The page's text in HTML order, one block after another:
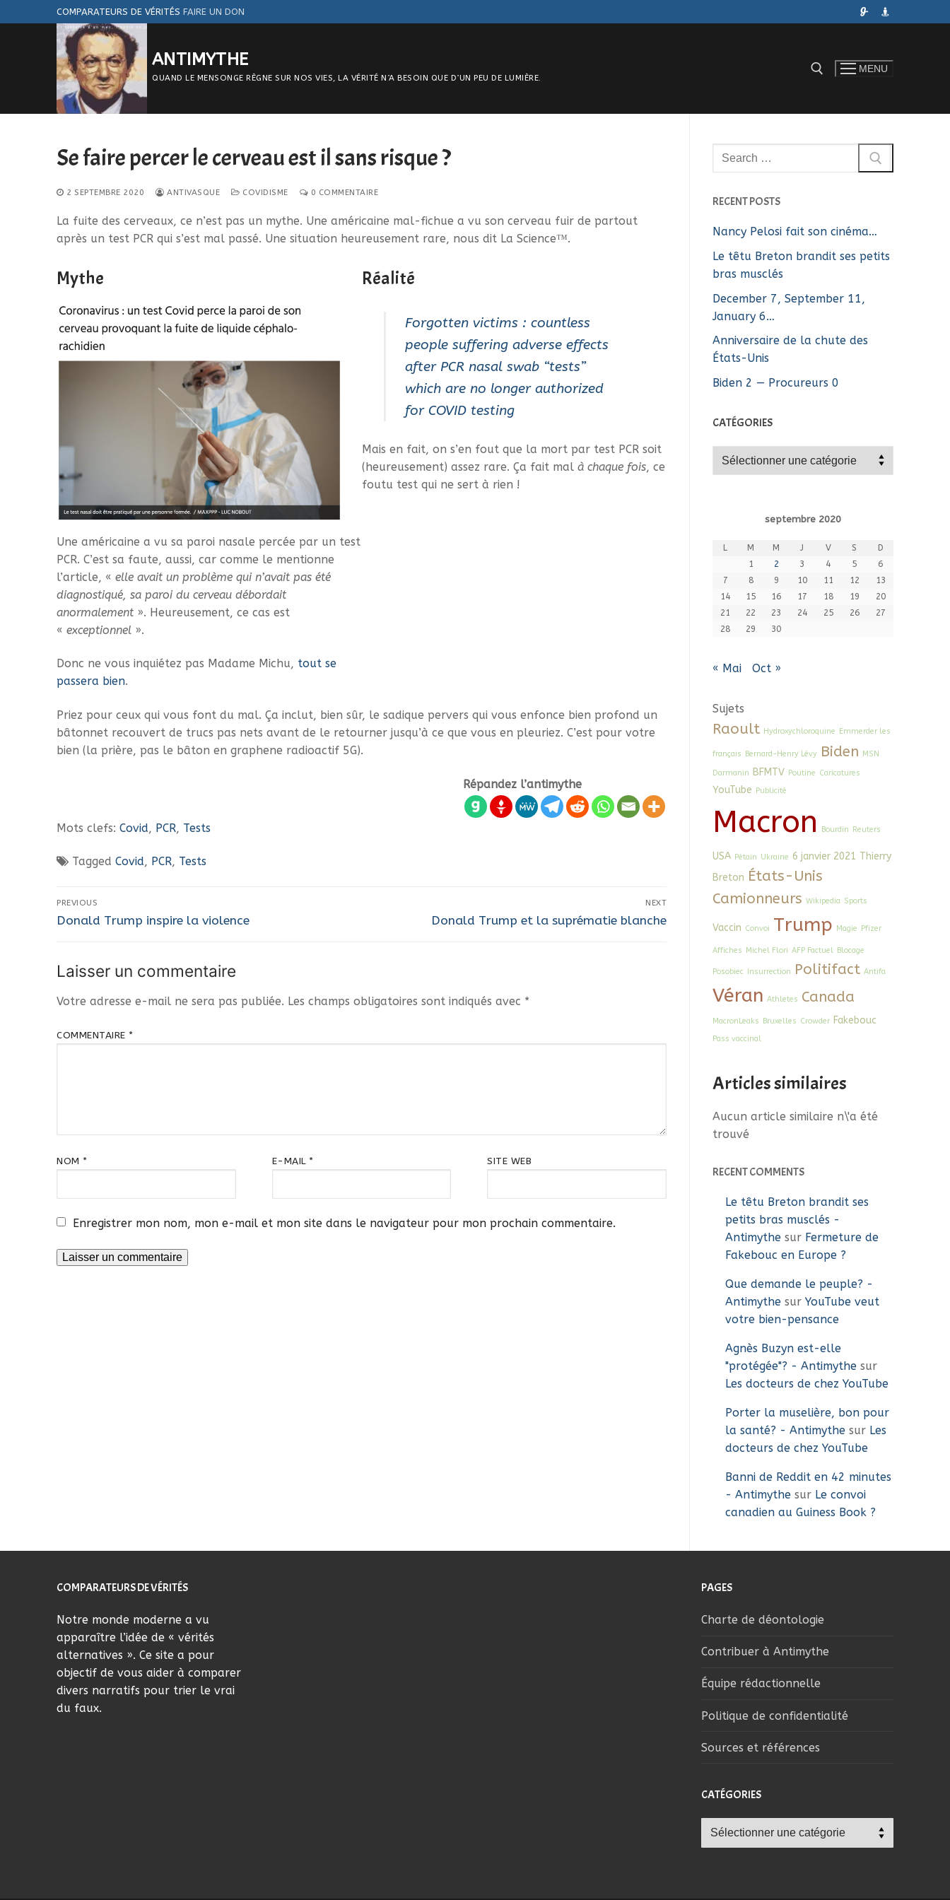
au
COMPARATEURS DE VÉRITÉS FAIRE UN DON
ANTIMYTHE
QUAND LE MENSONGE RÈGNE SUR NOS VIES, LA VÉRITÉ N’A BESOIN QUE D’UN PEU DE LUMIÈRE.
MENU
Se faire percer le cerveau est il sans risque ?
2 SEPTEMBRE 2020 ANTIVASQUE COVIDISME 0 COMMENTAIRE
La fuite des cerveaux, ce n’est pas un mythe. Une américaine mal-fichue a vu son cerveau fuir de partout
après un test PCR qui s’est mal passé. Une situation heureusement rare, nous dit La Science™.
Mythe
Une américaine a vu sa paroi nasale percée par un test
PCR. C’est sa faute, aussi, car comme le mentionne
l’article, « elle avait un problème qui n’avait pas été
diagnostiqué, sa paroi du cerveau débordait
anormalement ». Heureusement, ce cas est
« exceptionnel ».
Donc ne vous inquiétez pas Madame Michu, tout se
passera bien.
Réalité
Forgotten victims : countless
people suffering adverse effects
after PCR nasal swab “tests”
which are no longer authorized
for COVID testing
Mais en fait, on s’en fout que la mort par test PCR soit
(heureusement) assez rare. Ça fait mal à chaque fois, ce
foutu test qui ne sert à rien !
Priez pour ceux qui vous font du mal. Ça inclut, bien sûr, le sadique pervers qui vous enfonce bien profond un
bâtonnet recouvert de trucs pas nets avant de le retourner jusqu’à ce que vous en pleuriez. C’est pour votre
bien (la prière, pas le bâton en graphene radioactif 5G).
Répandez l’antimythe
Mots clefs: Covid, PCR, Tests
Tagged Covid, PCR, Tests
Navigation
de
PREVIOUS
Previous
Donald Trump inspire la violence
NEXT
Next
Donald Trump et la suprématie blanche
Laisser un commentaire
Votre adresse e-mail ne sera pas publiée. Les champs obligatoires sont indiqués avec *
COMMENTAIRE *
NOM * E-MAIL * SITE WEB
Enregistrer mon nom, mon e-mail et mon site dans le navigateur pour mon prochain commentaire.
Rechercher
:
RECENT POSTS
Nancy Pelosi fait son cinéma…
Le têtu Breton brandit ses petits
bras musclés
December 7, September 11,
January 6…
Anniversaire de la chute des
États-Unis
Biden 2 — Procureurs 0
CATÉGORIES
Catégories
septembre 2020
L M M J V S
D
1
2 3 4 5
6
7
8 9 10 11 12
13
14
15 16 17 18 19
20
21
22 23 24 25 26
27
28
29 30
« Mai Oct »
Sujets
Raoult Hydroxychloroquine Emmerder les
français Bernard-Henry Lévy Biden MSN
Darmanin BFMTV Poutine Caricatures
YouTube Publicité
Macron Bourdin Reuters
USA Pétain Ukraine 6 janvier 2021 Thierry
Breton États-Unis
Camionneurs Wikipedia Sports
Vaccin Convoi Trump Magie Pfizer
Affiches Michel Flori AFP Factuel Blocage
Posobiec Insurrection Politifact Antifa
Véran Athletes Canada
MacronLeaks Bruxelles Crowder Fakebouc
Pass vaccinal
Articles similaires
Aucun article similaire n\'a été
trouvé
RECENT COMMENTS
Le têtu Breton brandit ses
petits bras musclés -
Antimythe sur Fermeture de
Fakebouc en Europe ?
Que demande le peuple? -
Antimythe sur YouTube veut
votre bien-pensance
Agnès Buzyn est-elle
"protégée"? - Antimythe sur
Les docteurs de chez YouTube
Porter la muselière, bon pour
la santé? - Antimythe sur Les
docteurs de chez YouTube
Banni de Reddit en 42 minutes
- Antimythe sur Le convoi
canadien au Guiness Book ?
COMPARATEURS DE VÉRITÉS
Notre monde moderne a vu
apparaître l’idée de « vérités
alternatives ». Ce site a pour
objectif de vous aider à comparer
divers narratifs pour trier le vrai
du faux.
PAGES
Charte de déontologie
Contribuer à Antimythe
Équipe rédactionnelle
Politique de confidentialité
Sources et références
CATÉGORIES
Catégories